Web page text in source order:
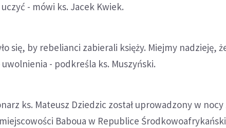
- mówi ks. Jacek Kwiek.
się, by rebelianci zabierali księży. Miejmy nadzieję,
- podkreśla ks. Muszyński.
ks. Mateusz Dziedzic został uprowadzony w nocy
Baboua w Republice